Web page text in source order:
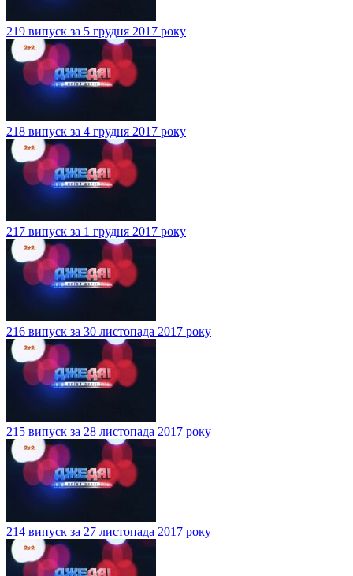
219 випуск за 5 грудня 2017 року
218 випуск за 4 грудня 2017 року
217 випуск за 1 грудня 2017 року
216 випуск за 30 листопада 2017 року
215 випуск за 28 листопада 2017 року
214 випуск за 27 листопада 2017 року